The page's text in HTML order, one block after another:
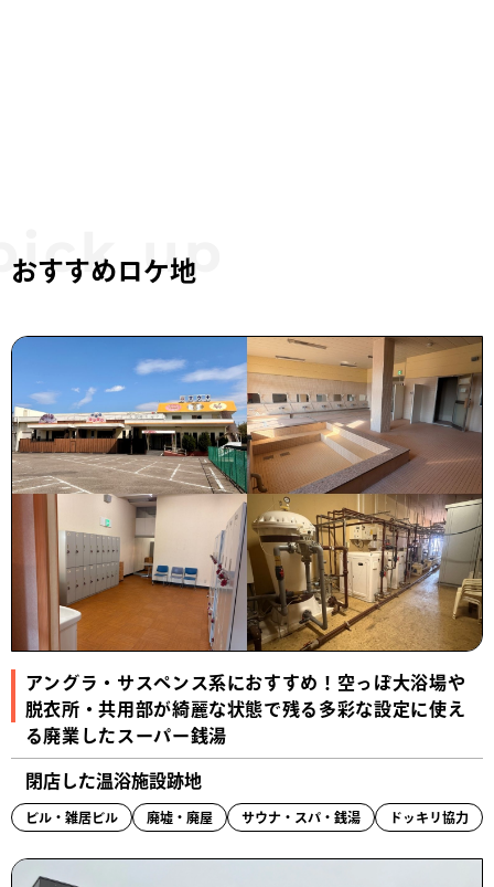
おすすめロケ地
アングラ・サスペンス系におすすめ！空っぽ大浴場や
脱衣所・共用部が綺麗な状態で残る多彩な設定に使え
る廃業したスーパー銭湯
閉店した温浴施設跡地
ビル・雑居ビル 廃墟・廃屋 サウナ・スパ・銭湯 ドッキリ協力